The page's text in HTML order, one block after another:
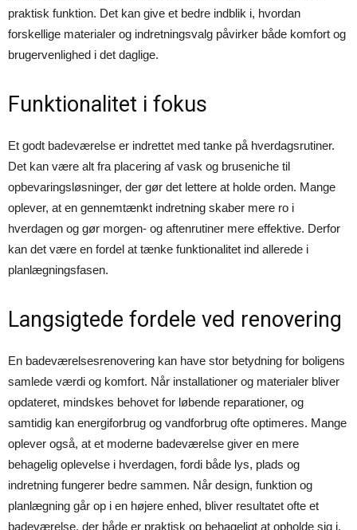
praktisk funktion. Det kan give et bedre indblik i, hvordan
forskellige materialer og indretningsvalg påvirker både komfort og
brugervenlighed i det daglige.
Funktionalitet i fokus
Et godt badeværelse er indrettet med tanke på hverdagsrutiner.
Det kan være alt fra placering af vask og bruseniche til
opbevaringsløsninger, der gør det lettere at holde orden. Mange
oplever, at en gennemtænkt indretning skaber mere ro i
hverdagen og gør morgen- og aftenrutiner mere effektive. Derfor
kan det være en fordel at tænke funktionalitet ind allerede i
planlægningsfasen.
Langsigtede fordele ved renovering
En badeværelsesrenovering kan have stor betydning for boligens
samlede værdi og komfort. Når installationer og materialer bliver
opdateret, mindskes behovet for løbende reparationer, og
samtidig kan energiforbrug og vandforbrug ofte optimeres. Mange
oplever også, at et moderne badeværelse giver en mere
behagelig oplevelse i hverdagen, fordi både lys, plads og
indretning fungerer bedre sammen. Når design, funktion og
planlægning går op i en højere enhed, bliver resultatet ofte et
badeværelse, der både er praktisk og behageligt at opholde sig i.